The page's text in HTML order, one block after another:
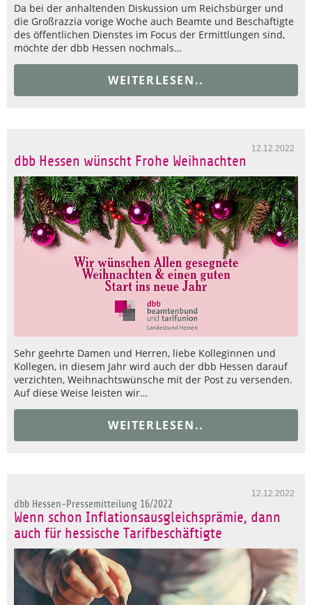
Da bei der anhaltenden Diskussion um Reichsbürger und
die Großrazzia vorige Woche auch Beamte und Beschäftigte
des öffentlichen Dienstes im Focus der Ermittlungen sind,
möchte der dbb Hessen nochmals…
WEITERLESEN..
12.12.2022
dbb Hessen wünscht Frohe Weihnachten
Sehr geehrte Damen und Herren, liebe Kolleginnen und
Kollegen, in diesem Jahr wird auch der dbb Hessen darauf
verzichten, Weihnachtswünsche mit der Post zu versenden.
Auf diese Weise leisten wir…
WEITERLESEN..
12.12.2022
dbb Hessen-Pressemitteilung 16/2022
Wenn schon Inflationsausgleichsprämie, dann
auch für hessische Tarifbeschäftigte